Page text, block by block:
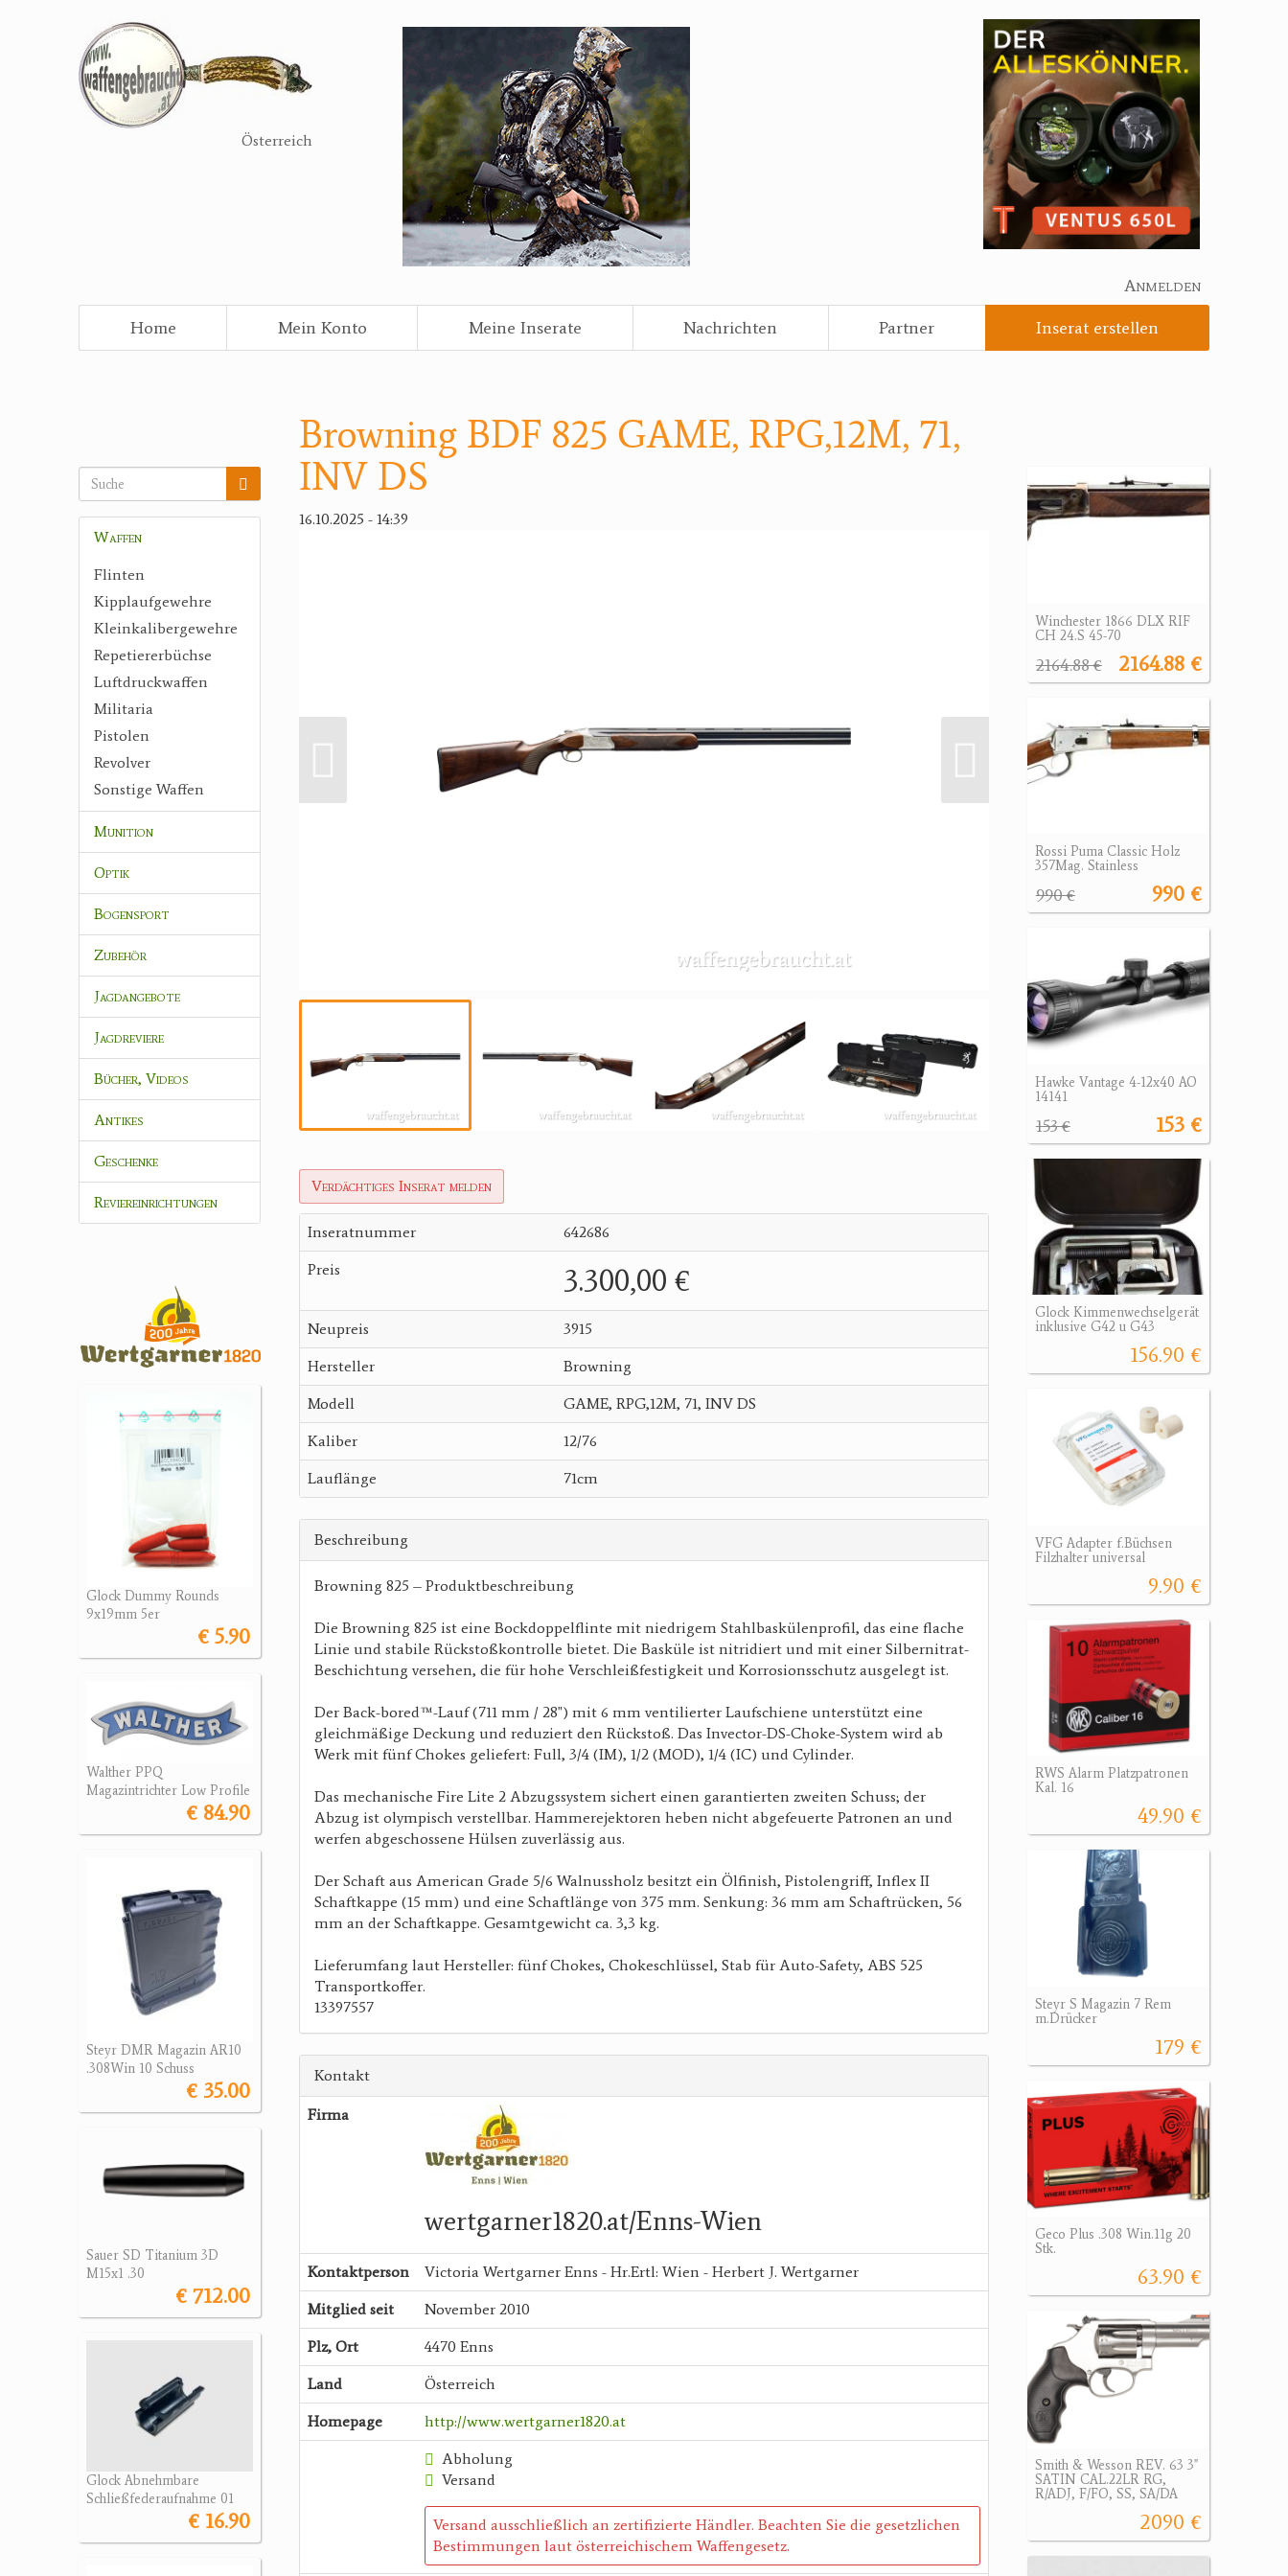
Österreich
Anmelden
Home
Mein Konto Meine Inserate Nachrichten Partner Inserat erstellen
Waffen
Flinten
Kipplaufgewehre
Kleinkalibergewehre
Repetiererbüchse
Luftdruckwaffen
Militaria
Pistolen
Revolver
Sonstige Waffen
Munition
Optik
Bogensport
Zubehör
Jagdangebote
Jagdreviere
Bücher, Videos
Antikes
Geschenke
Reviereinrichtungen
Glock Dummy Rounds
9x19mm 5er
€ 5.90
Walther PPQ
Magazintrichter Low Profile
€ 84.90
Steyr DMR Magazin AR10
.308Win 10 Schuss
€ 35.00
Sauer SD Titanium 3D
M15x1 .30
€ 712.00
Glock Abnehmbare
Schließfederaufnahme 01
€ 16.90
Browning BDF 825 GAME, RPG,12M, 71,
INV DS
16.10.2025 - 14:39
Verdächtiges Inserat melden
Inseratnummer 642686
Preis 3.300,00 €
Neupreis 3915
Hersteller Browning
Modell GAME, RPG,12M, 71, INV DS
Kaliber 12/76
Lauflänge 71cm
Beschreibung
Browning 825 – Produktbeschreibung
Die Browning 825 ist eine Bockdoppelflinte mit niedrigem Stahlbaskülenprofil, das eine flache
Linie und stabile Rückstoßkontrolle bietet. Die Basküle ist nitridiert und mit einer Silbernitrat-
Beschichtung versehen, die für hohe Verschleißfestigkeit und Korrosionsschutz ausgelegt ist.
Der Back-bored™-Lauf (711 mm / 28") mit 6 mm ventilierter Laufschiene unterstützt eine
gleichmäßige Deckung und reduziert den Rückstoß. Das Invector-DS-Choke-System wird ab
Werk mit fünf Chokes geliefert: Full, 3/4 (IM), 1/2 (MOD), 1/4 (IC) und Cylinder.
Das mechanische Fire Lite 2 Abzugssystem sichert einen garantierten zweiten Schuss; der
Abzug ist olympisch verstellbar. Hammerejektoren heben nicht abgefeuerte Patronen an und
werfen abgeschossene Hülsen zuverlässig aus.
Der Schaft aus American Grade 5/6 Walnussholz besitzt ein Ölfinish, Pistolengriff, Inflex II
Schaftkappe (15 mm) und eine Schaftlänge von 375 mm. Senkung: 36 mm am Schaftrücken, 56
mm an der Schaftkappe. Gesamtgewicht ca. 3,3 kg.
Lieferumfang laut Hersteller: fünf Chokes, Chokeschlüssel, Stab für Auto-Safety, ABS 525
Transportkoffer.
13397557
Kontakt
Firma
wertgarner1820.at/Enns-Wien
Kontaktperson Victoria Wertgarner Enns - Hr.Ertl: Wien - Herbert J. Wertgarner
Mitglied seit November 2010
Plz, Ort 4470 Enns
Land Österreich
Homepage http://www.wertgarner1820.at
Abholung
Versand
Versand ausschließlich an zertifizierte Händler. Beachten Sie die gesetzlichen
Bestimmungen laut österreichischem Waffengesetz.
Winchester 1866 DLX RIF
CH 24.S 45-70
2164.88 €
2164.88 €
Rossi Puma Classic Holz
357Mag. Stainless
990 €
990 €
Hawke Vantage 4-12x40 AO
14141
153 €
153 €
Glock Kimmenwechselgerät
inklusive G42 u G43
156.90 €
VFG Adapter f.Büchsen
Filzhalter universal
9.90 €
RWS Alarm Platzpatronen
Kal. 16
49.90 €
Steyr S Magazin 7 Rem
m.Drücker
179 €
Geco Plus .308 Win.11g 20
Stk.
63.90 €
Smith & Wesson REV. 63 3"
SATIN CAL.22LR RG,
R/ADJ, F/FO, SS, SA/DA
2090 €